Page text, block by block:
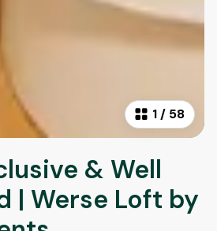
1 / 58
& Well
| Werse Loft by